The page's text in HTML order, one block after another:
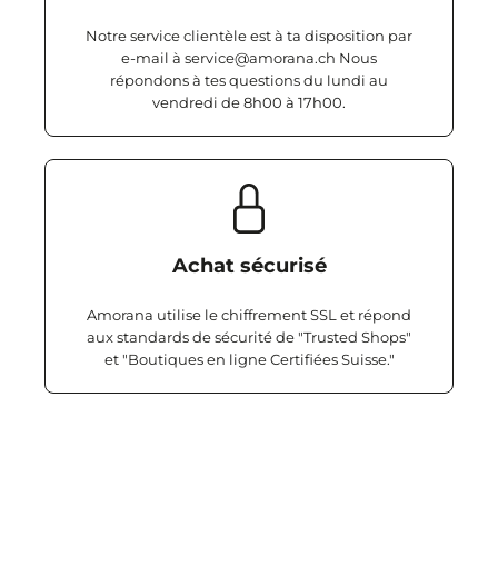
Notre service clientèle est à ta disposition par
e-mail à service@amorana.ch Nous
répondons à tes questions du lundi au
vendredi de 8h00 à 17h00.
Achat sécurisé
Amorana utilise le chiffrement SSL et répond
aux standards de sécurité de "Trusted Shops"
et "Boutiques en ligne Certifiées Suisse."